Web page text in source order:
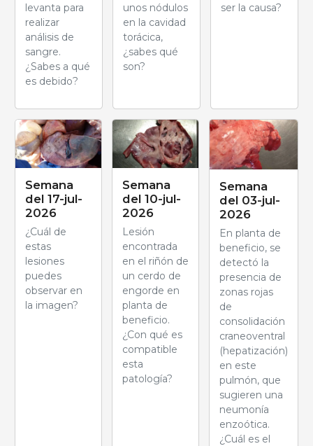
levanta para
realizar
análisis de
sangre.
¿Sabes a qué
es debido?
unos nódulos
en la cavidad
torácica,
¿sabes qué
son?
ser la causa?
Semana
del 17-jul-
2026
¿Cuál de
estas
lesiones
puedes
observar en
la imagen?
Semana
del 10-jul-
2026
Lesión
encontrada
en el riñón de
un cerdo de
engorde en
planta de
beneficio.
¿Con qué es
compatible
esta
patología?
Semana
del 03-jul-
2026
En planta de
beneficio, se
detectó la
presencia de
zonas rojas
de
consolidación
craneoventral
(hepatización)
en este
pulmón, que
sugieren una
neumonía
enzoótica.
¿Cuál es el